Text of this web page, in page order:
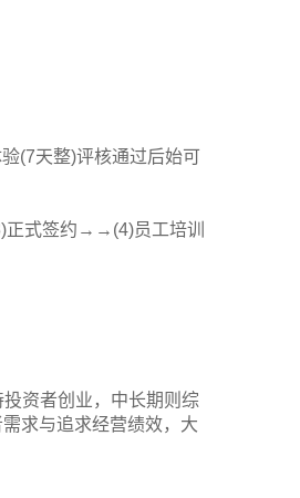
(7天整)评核通过后始可
式签约→→(4)员工培训
资者创业，中长期则综
求与追求经营绩效，大